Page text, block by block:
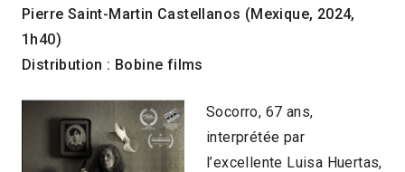
Pierre Saint-Martin Castellanos (Mexique, 2024,
1h40)
Distribution : Bobine films
Socorro, 67 ans,
interprétée par
l’excellente Luisa Huertas,